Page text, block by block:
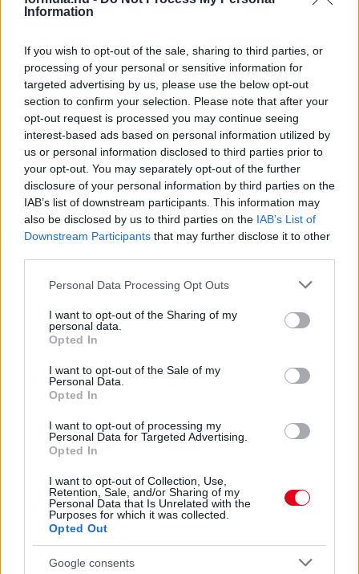
Information
If you wish to opt-out of the sale, sharing to third parties, or
processing of your personal or sensitive information for
targeted advertising by us, please use the below opt-out
section to confirm your selection. Please note that after your
opt-out request is processed you may continue seeing
interest-based ads based on personal information utilized by
us or personal information disclosed to third parties prior to
your opt-out. You may separately opt-out of the further
disclosure of your personal information by third parties on the
IAB’s list of downstream participants. This information may
also be disclosed by us to third parties on the IAB’s List of
Downstream Participants that may further disclose it to other
Please note that this website/app uses one or more Google
not limited to your visit or usage behaviour. You may click to
grant or deny consent to Google and its third-party tags to
use your data for below specified purposes in below Google
consent section.
Personal Data Processing Opt Outs
I want to opt-out of the Sharing of my
personal data.
Opted In
I want to opt-out of the Sale of my
Personal Data.
Opted In
I want to opt-out of processing my
Personal Data for Targeted Advertising.
Opted In
I want to opt-out of Collection, Use,
Retention, Sale, and/or Sharing of my
Personal Data that Is Unrelated with the
Purposes for which it was collected.
Opted Out
Google consents
Kerékpáros világbajnokságra kvalifikálta magát Bottas az
Montoya szerint Antonelli kedvessége sem segít